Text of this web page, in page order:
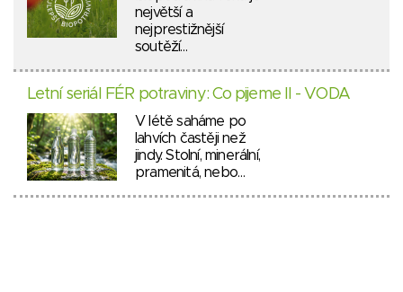
největší a
nejprestižnější
soutěží…
Letní seriál FÉR potraviny: Co pijeme II - VODA
V létě saháme po
lahvích častěji než
jindy. Stolní, minerální,
pramenitá, nebo…